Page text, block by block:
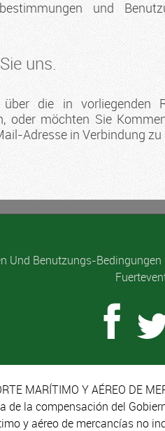
und
uns.
die in vorliegenden
oder möchten Sie
Adresse in Verbindung zu
Und Benutzungs-Bedingungen
MARÍTIMO Y AÉREO DE
de la compensación del
y aéreo de mercancías no